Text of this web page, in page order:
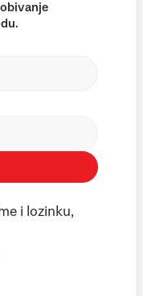
i lozinku,